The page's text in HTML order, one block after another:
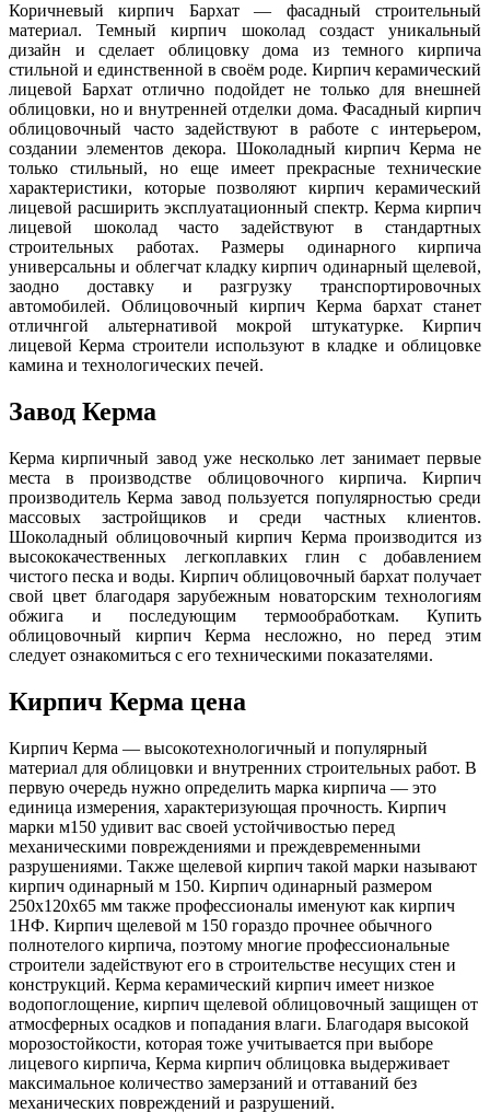
Коричневый кирпич Бархат — фасадный строительный
материал. Темный кирпич шоколад создаст уникальный
дизайн и сделает облицовку дома из темного кирпича
стильной и единственной в своём роде. Кирпич керамический
лицевой Бархат отлично подойдет не только для внешней
облицовки, но и внутренней отделки дома. Фасадный кирпич
облицовочный часто задействуют в работе с интерьером,
создании элементов декора. Шоколадный кирпич Керма не
только стильный, но еще имеет прекрасные технические
характеристики, которые позволяют кирпич керамический
лицевой расширить эксплуатационный спектр. Керма кирпич
лицевой шоколад часто задействуют в стандартных
строительных работах. Размеры одинарного кирпича
универсальны и облегчат кладку кирпич одинарный щелевой,
заодно доставку и разгрузку транспортировочных
автомобилей. Облицовочный кирпич Керма бархат станет
отличнгой альтернативой мокрой штукатурке. Кирпич
лицевой Керма строители используют в кладке и облицовке
камина и технологических печей.
Завод Керма
Керма кирпичный завод уже несколько лет занимает первые
места в производстве облицовочного кирпича. Кирпич
производитель Керма завод пользуется популярностью среди
массовых застройщиков и среди частных клиентов.
Шоколадный облицовочный кирпич Керма производится из
высококачественных легкоплавких глин с добавлением
чистого песка и воды. Кирпич облицовочный бархат получает
свой цвет благодаря зарубежным новаторским технологиям
обжига и последующим термообработкам. Купить
облицовочный кирпич Керма несложно, но перед этим
следует ознакомиться с его техническими показателями.
Кирпич Керма цена
Кирпич Керма — высокотехнологичный и популярный
материал для облицовки и внутренних строительных работ. В
первую очередь нужно определить марка кирпича — это
единица измерения, характеризующая прочность. Кирпич
марки м150 удивит вас своей устойчивостью перед
механическими повреждениями и преждевременными
разрушениями. Также щелевой кирпич такой марки называют
кирпич одинарный м 150. Кирпич одинарный размером
250х120х65 мм также профессионалы именуют как кирпич
1НФ. Кирпич щелевой м 150 гораздо прочнее обычного
полнотелого кирпича, поэтому многие профессиональные
строители задействуют его в строительстве несущих стен и
конструкций. Керма керамический кирпич имеет низкое
водопоглощение, кирпич щелевой облицовочный защищен от
атмосферных осадков и попадания влаги. Благодаря высокой
морозостойкости, которая тоже учитывается при выборе
лицевого кирпича, Керма кирпич облицовка выдерживает
максимальное количество замерзаний и оттаваний без
механических повреждений и разрушений.